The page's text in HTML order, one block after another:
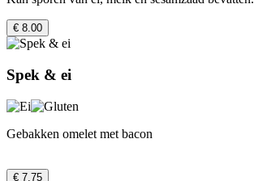
€ 8.00
Spek & ei
Gebakken omelet met bacon
€ 7.75